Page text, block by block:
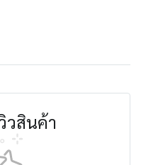
วสินค้า